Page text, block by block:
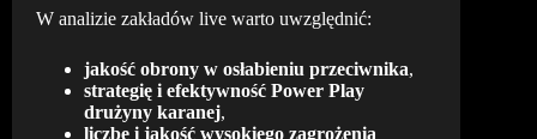
W analizie zakładów live warto uwzględnić:
jakość obrony w osłabieniu przeciwnika,
strategię i efektywność Power Play
drużyny karanej,
liczbę i jakość wysokiego zagrożenia